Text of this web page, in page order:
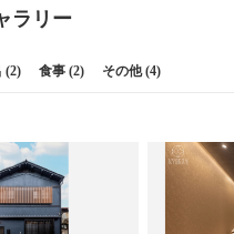
ラリー
(2) 食事 (2) その他 (4)